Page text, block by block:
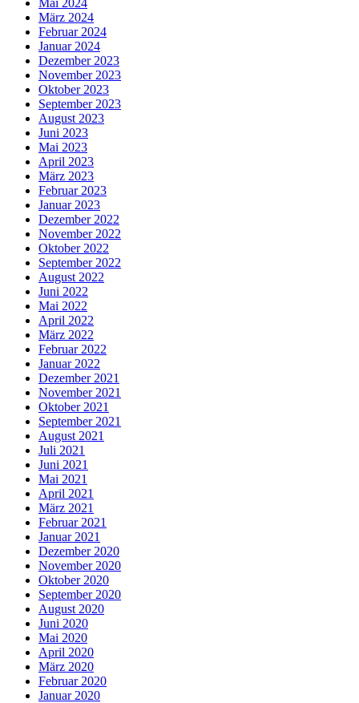
März 2024
Februar 2024
Januar 2024
Dezember 2023
November 2023
Oktober 2023
September 2023
August 2023
Juni 2023
Mai 2023
April 2023
März 2023
Februar 2023
Januar 2023
Dezember 2022
November 2022
Oktober 2022
September 2022
August 2022
Juni 2022
Mai 2022
April 2022
März 2022
Februar 2022
Januar 2022
Dezember 2021
November 2021
Oktober 2021
September 2021
August 2021
Juli 2021
Juni 2021
Mai 2021
April 2021
März 2021
Februar 2021
Januar 2021
Dezember 2020
November 2020
Oktober 2020
September 2020
August 2020
Juni 2020
Mai 2020
April 2020
März 2020
Februar 2020
Januar 2020